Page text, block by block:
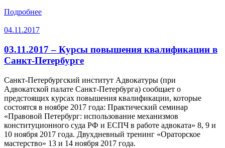
Подробнее
04.11.2017
03.11.2017 – Курсы повышения квалификации в
Санкт-Петербурге
Санкт-Петербургский институт Адвокатуры (при
Адвокатской палате Санкт-Петербурга) сообщает о
предстоящих курсах повышения квалификации, которые
состоятся в ноябре 2017 года: Практический семинар
«Правовой Петербург: использование механизмов
конституционного суда РФ и ЕСПЧ в работе адвоката» 8, 9 и
10 ноября 2017 года. Двухдневный тренинг «Ораторское
мастерство» 13 и 14 ноября 2017 года.